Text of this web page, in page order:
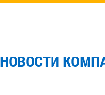
НОВОСТИ